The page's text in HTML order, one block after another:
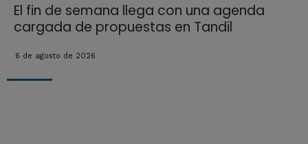
El fin de semana llega con una agenda
cargada de propuestas en Tandil
6 de agosto de 2026